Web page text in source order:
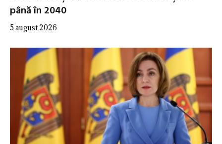
până în 2040
5 august 2026